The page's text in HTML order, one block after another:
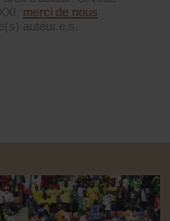
merci de nous
auteur.e.s.